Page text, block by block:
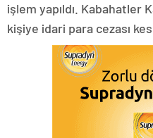
işlem yapıldı. Kabahatler
kişiye idari para cezası